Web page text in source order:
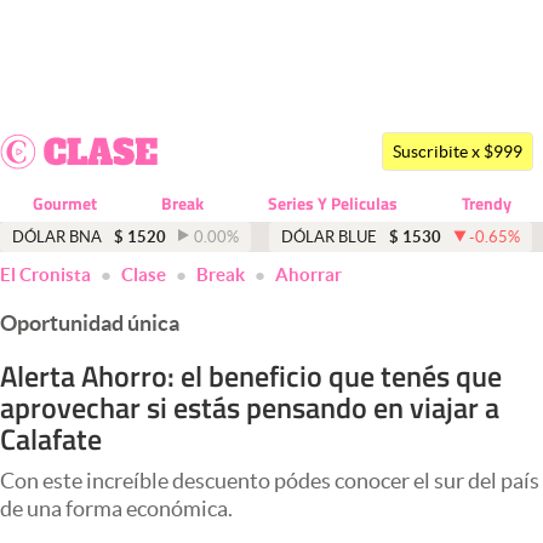
Dólar
Economía y Política
Finanzas y Mercados
Mercados Online
Negocios
Columnistas
Apertura
Suscribite x $999
Gourmet Break Series Y Peliculas Trendy
DÓLAR BNA $ 1520 0.00% DÓLAR BLUE $ 1530 -0.65%
El Cronista Clase Break Ahorrar
Oportunidad única
Alerta Ahorro: el beneficio que tenés que
aprovechar si estás pensando en viajar a
Calafate
Con este increíble descuento pódes conocer el sur del país
de una forma económica.